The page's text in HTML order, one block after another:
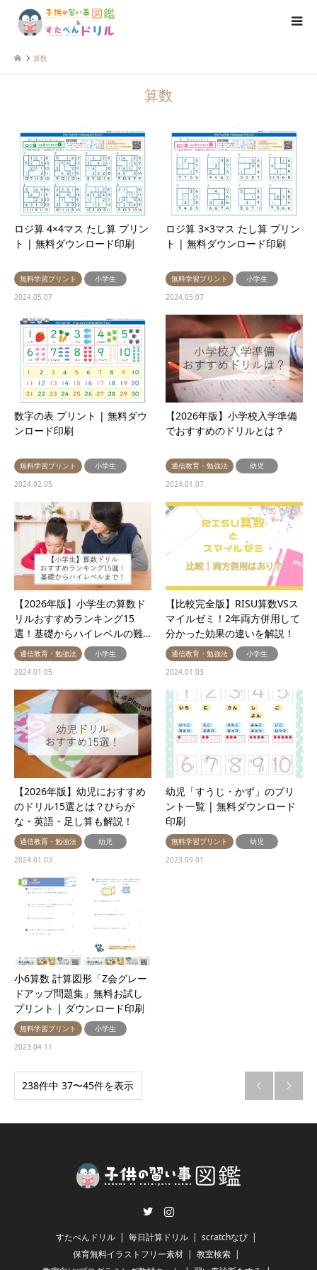
算数
算数
ロジ算 4×4マス たし算 プリン
ト | 無料ダウンロード印刷
無料学習プリント
小学生
2024.05.07
ロジ算 3×3マス たし算 プリン
ト | 無料ダウンロード印刷
無料学習プリント
小学生
2024.05.07
数字の表 プリント | 無料ダウ
ンロード印刷
無料学習プリント
小学生
2024.02.05
【2026年版】小学校入学準備
でおすすめのドリルとは？
通信教育・勉強法
幼児
2024.01.07
【2026年版】小学生の算数ド
リルおすすめランキング15
選！基礎からハイレベルの難…
通信教育・勉強法
小学生
2024.01.05
【比較完全版】RISU算数VSス
マイルゼミ！2年両方併用して
分かった効果の違いを解説！
通信教育・勉強法
小学生
2024.01.03
【2026年版】幼児におすすめ
のドリル15選とは？ひらが
な・英語・足し算も解説！
通信教育・勉強法
幼児
2024.01.03
幼児「すうじ・かず」のプリ
ント一覧 | 無料ダウンロード
印刷
無料学習プリント
幼児
2023.09.01
小6算数 計算図形「Z会グレー
ドアップ問題集」無料お試し
プリント | ダウンロード印刷
無料学習プリント
小学生
2023.04.11
238件中 37〜45件を表示  
すたぺんドリル 毎日計算ドリル
scratchなび
保育無料イラストフリー素材
教室検索